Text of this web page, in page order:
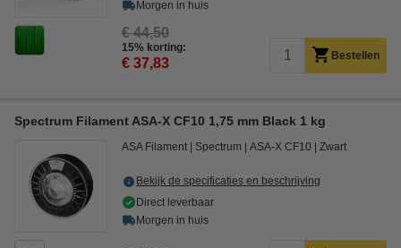
Morgen in huis
€ 44,50
15% korting:
€ 37,83 Bestellen
Spectrum Filament ASA-X CF10 1,75 mm Black 1 kg
ASA Filament Spectrum ASA-X CF10 Zwart
Bekijk de specificaties en beschrijving
Direct leverbaar
Morgen in huis